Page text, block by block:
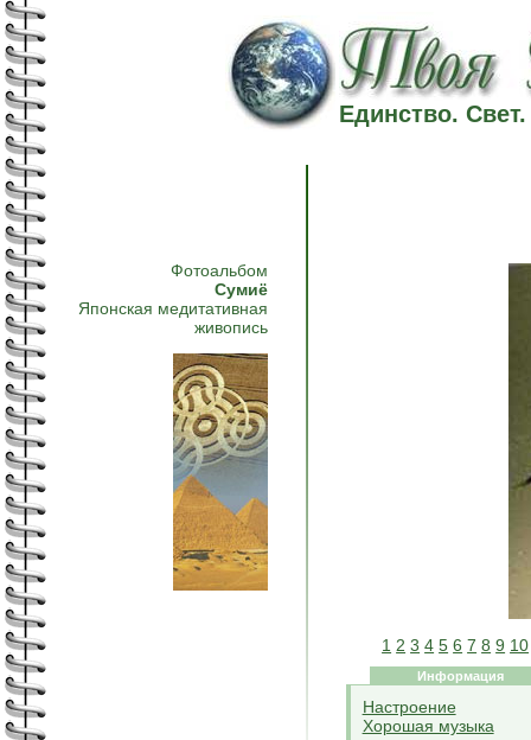
Единство.
Фотоальбом
Сумиё
Японская медитативная
живопись
1 2 3 4 5 6 7 8 9 10
Информация
Настроение
Хорошая музыка